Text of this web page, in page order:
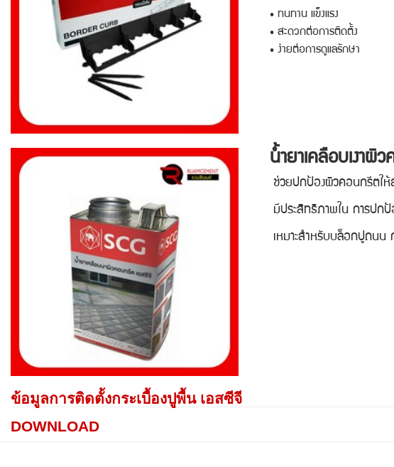
• ทนทาน แข็งแรง
• สะดวกต่อการติดตั้ง
• ง่ายต่อการดูแลรักษา
น้ำยาเคลือบเงาผิว
ช่วยปกป้องผิวคอนกรีตให้สว
มีประสิทธิภาพใน การปกป้อง
เหมาะสำหรับบล็อกปูถนน กระ
ข้อมูลการติดตั้งกระเบื้องปูพื้น เอสซีจี
DOWNLOAD